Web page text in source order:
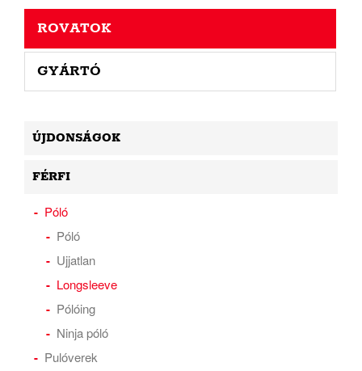
ROVATOK
GYÁRTÓ
ÚJDONSÁGOK
FÉRFI
Póló
Póló
Ujjatlan
Longsleeve
Pólóing
Ninja póló
Pulóverek